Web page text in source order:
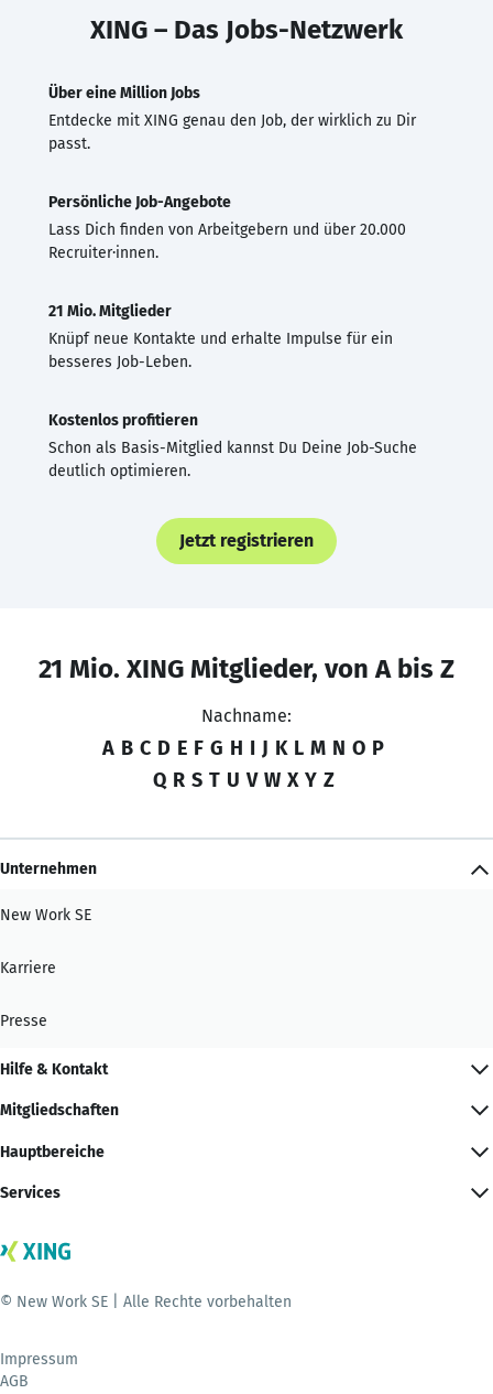
XING – Das Jobs-Netzwerk
Über eine Million Jobs
Entdecke mit XING genau den Job, der wirklich zu Dir
passt.
Persönliche Job-Angebote
Lass Dich finden von Arbeitgebern und über 20.000
Recruiter·innen.
21 Mio. Mitglieder
Knüpf neue Kontakte und erhalte Impulse für ein
besseres Job-Leben.
Kostenlos profitieren
Schon als Basis-Mitglied kannst Du Deine Job-Suche
deutlich optimieren.
Jetzt registrieren
21 Mio. XING Mitglieder, von A bis Z
Nachname:
A B C D E F G H I J K L M N O P
Q R S T U V W X Y Z
Unternehmen
New Work SE
Karriere
Presse
Hilfe & Kontakt
Mitgliedschaften
Hauptbereiche
Services
© New Work SE | Alle Rechte vorbehalten
Impressum
AGB